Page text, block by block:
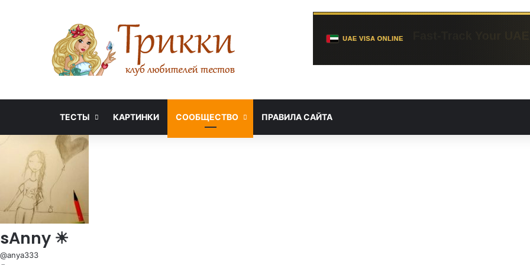
ТЕСТЫ КАРТИНКИ СООБЩЕСТВО ПРАВИЛА САЙТА
sAnny ☀
@anya333